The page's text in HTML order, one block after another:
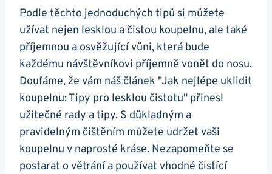
Podle těchto jednoduchých tipů si můžete
užívat nejen lesklou a čistou koupelnu, ale také
příjemnou a osvěžující vůni, která bude
každému návštěvníkovi příjemně vonět do nosu.
Doufáme, že vám náš článek "Jak nejlépe uklidit
koupelnu: Tipy pro lesklou čistotu" přinesl
užitečné rady a tipy. S důkladným a
pravidelným čištěním můžete udržet vaši
koupelnu v naprosté kráse. Nezapomeňte se
postarat o větrání a používat vhodné čistící